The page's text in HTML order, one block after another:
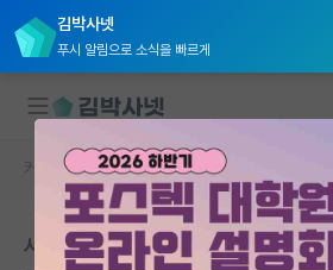
김박사넷
푸시 알림으로 소식을 빠르게
대학원생 모집
국내대학원 정보
커뮤니티 홈 자유 게시판(아무개랩)
서강대 스펙 봐주시면 감사하겠습니